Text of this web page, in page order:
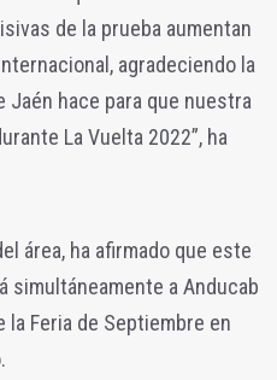
de la prueba aumentan
agradeciendo la
Jaén hace para que nuestra
La Vuelta 2022”, ha
área, ha afirmado que este
simultáneamente a Anducab
Feria de Septiembre en